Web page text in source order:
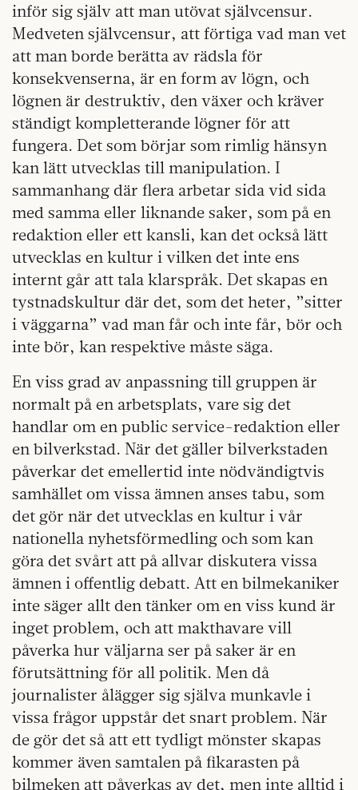
inför sig själv att man utövat självcensur.
Medveten självcensur, att förtiga vad man vet
att man borde berätta av rädsla för
konsekvenserna, är en form av lögn, och
lögnen är destruktiv, den växer och kräver
ständigt kompletterande lögner för att
fungera. Det som börjar som rimlig hänsyn
kan lätt utvecklas till manipulation. I
sammanhang där flera arbetar sida vid sida
med samma eller liknande saker, som på en
redaktion eller ett kansli, kan det också lätt
utvecklas en kultur i vilken det inte ens
internt går att tala klarspråk. Det skapas en
tystnadskultur där det, som det heter, ”sitter
i väggarna” vad man får och inte får, bör och
inte bör, kan respektive måste säga.
En viss grad av anpassning till gruppen är
normalt på en arbetsplats, vare sig det
handlar om en public service-redaktion eller
en bilverkstad. När det gäller bilverkstaden
påverkar det emellertid inte nödvändigtvis
samhället om vissa ämnen anses tabu, som
det gör när det utvecklas en kultur i vår
nationella nyhetsförmedling och som kan
göra det svårt att på allvar diskutera vissa
ämnen i offentlig debatt. Att en bilmekaniker
inte säger allt den tänker om en viss kund är
inget problem, och att makthavare vill
påverka hur väljarna ser på saker är en
förutsättning för all politik. Men då
journalister ålägger sig själva munkavle i
vissa frågor uppstår det snart problem. När
de gör det så att ett tydligt mönster skapas
kommer även samtalen på fikarasten på
bilmeken att påverkas av det, men inte alltid i